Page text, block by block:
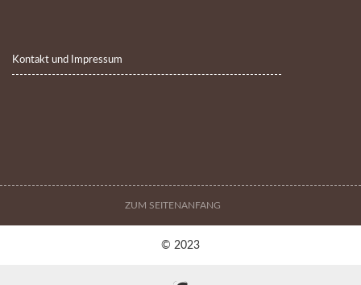
Kontakt und Impressum
ZUM SEITENANFANG
© 2023